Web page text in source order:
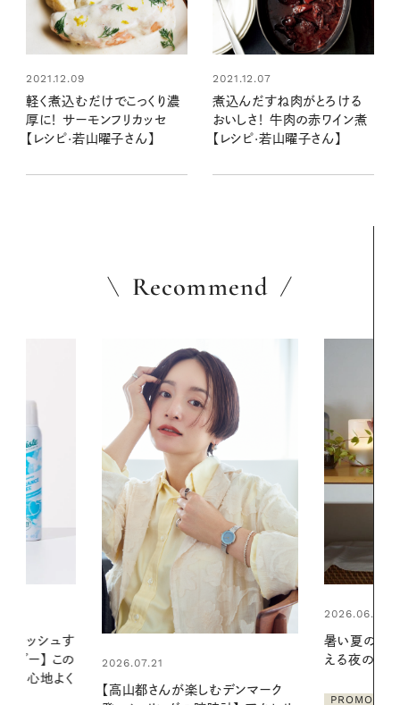
2021.12.09
軽く煮込むだけでこっくり濃
厚に！ サーモンフリカッセ
【レシピ·若山曜子さん】
2021.12.07
煮込んだすね肉がとろける
おいしさ！ 牛肉の赤ワイン煮
【レシピ·若山曜子さん】
Recommend
2026.06.01
える夜の爽やかご褒美ケア
PROMOTION
2026.06.01
お出かけ前
の一日。汗ば